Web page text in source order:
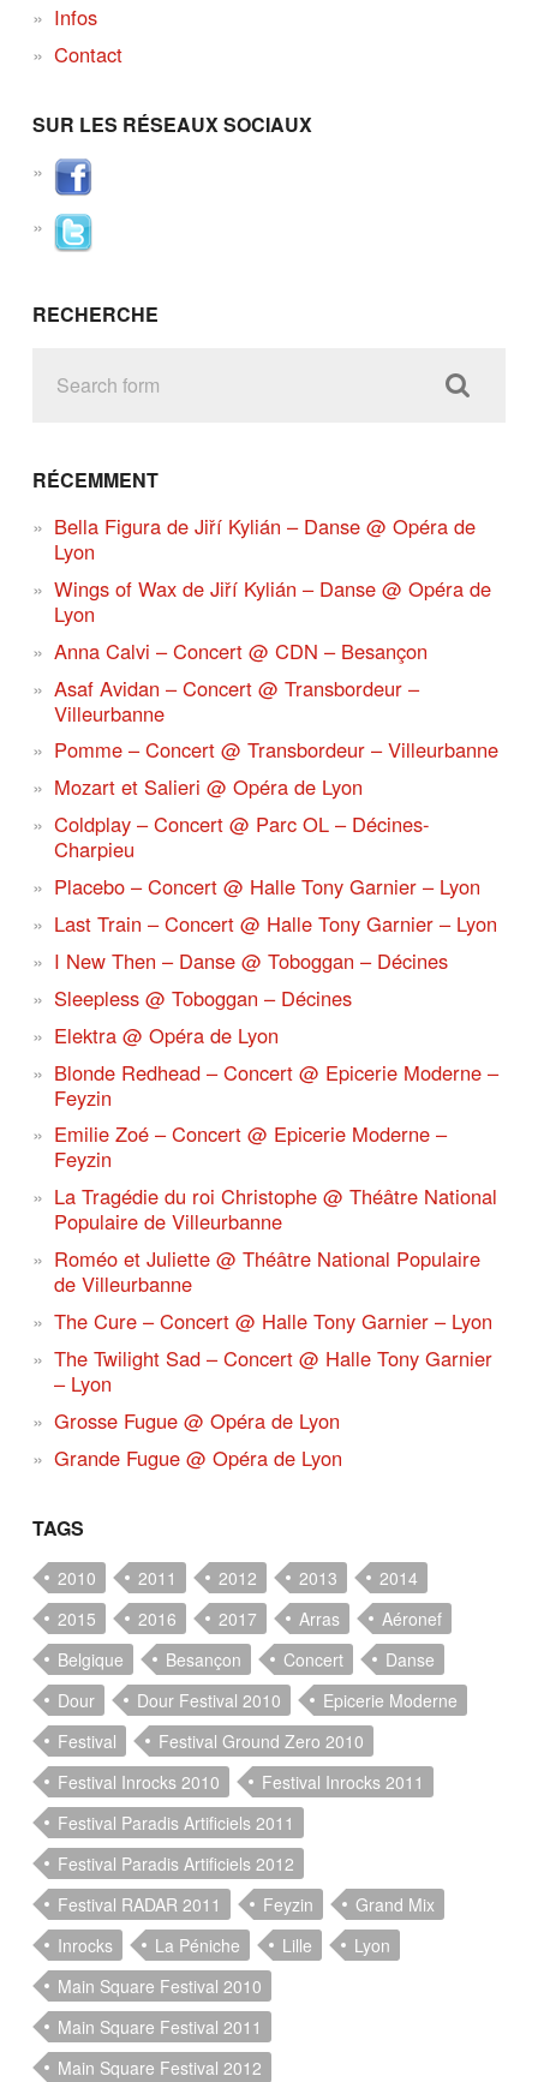
Infos
Contact
SUR LES RÉSEAUX SOCIAUX
RECHERCHE
RÉCEMMENT
Bella Figura de Jiří Kylián – Danse @ Opéra de
Lyon
Wings of Wax de Jiří Kylián – Danse @ Opéra de
Lyon
Anna Calvi – Concert @ CDN – Besançon
Asaf Avidan – Concert @ Transbordeur –
Villeurbanne
Pomme – Concert @ Transbordeur – Villeurbanne
Mozart et Salieri @ Opéra de Lyon
Coldplay – Concert @ Parc OL – Décines-
Charpieu
Placebo – Concert @ Halle Tony Garnier – Lyon
Last Train – Concert @ Halle Tony Garnier – Lyon
I New Then – Danse @ Toboggan – Décines
Sleepless @ Toboggan – Décines
Elektra @ Opéra de Lyon
Blonde Redhead – Concert @ Epicerie Moderne –
Feyzin
Emilie Zoé – Concert @ Epicerie Moderne –
Feyzin
La Tragédie du roi Christophe @ Théâtre National
Populaire de Villeurbanne
Roméo et Juliette @ Théâtre National Populaire
de Villeurbanne
The Cure – Concert @ Halle Tony Garnier – Lyon
The Twilight Sad – Concert @ Halle Tony Garnier
– Lyon
Grosse Fugue @ Opéra de Lyon
Grande Fugue @ Opéra de Lyon
TAGS
2010 2011 2012 2013
2014
2015
2016 2017 Arras
Aéronef
Belgique
Besançon Concert
Danse
Dour
Dour Festival 2010
Epicerie Moderne
Festival
Festival Ground Zero 2010
Festival Inrocks 2010
Festival Inrocks 2011
Festival Paradis Artificiels 2011
Festival Paradis Artificiels 2012
Festival RADAR 2011
Feyzin
Grand Mix
Inrocks
La Péniche Lille
Lyon
Main Square Festival 2010
Main Square Festival 2011
Main Square Festival 2012